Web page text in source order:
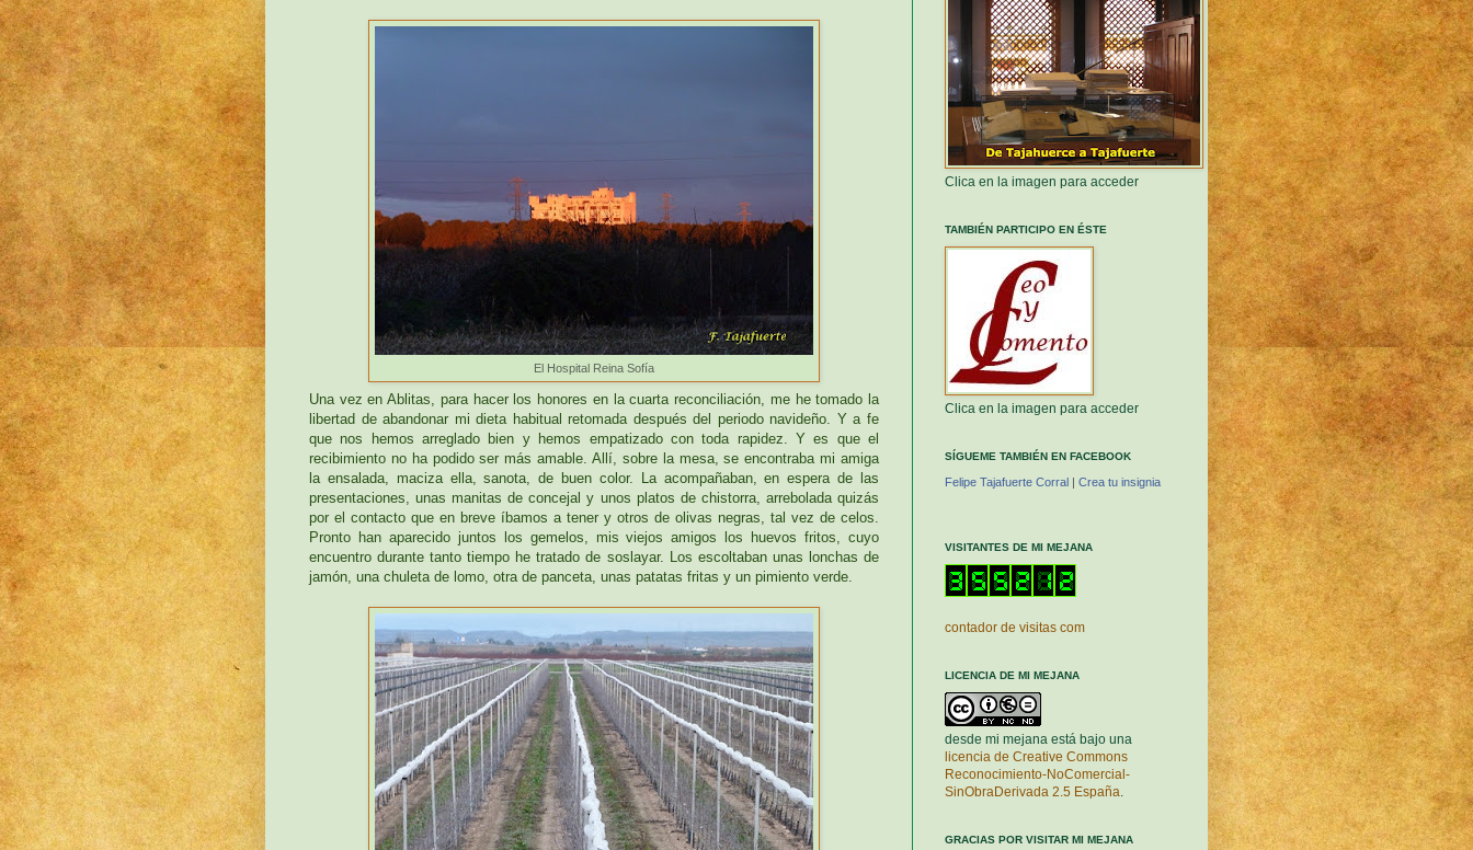
El Hospital Reina Sofía
Una vez en Ablitas, para hacer los honores en la cuarta reconciliación, me he tomado la
libertad de abandonar mi dieta habitual retomada después del periodo navideño. Y a fe
que nos hemos arreglado bien y hemos empatizado con toda rapidez. Y es que el
recibimiento no ha podido ser más amable. Allí, sobre la mesa, se encontraba mi amiga
la ensalada, maciza ella, sanota, de buen color. La acompañaban, en espera de las
presentaciones, unas manitas de concejal y unos platos de chistorra, arrebolada quizás
por el contacto que en breve íbamos a tener y otros de olivas negras, tal vez de celos.
Pronto han aparecido juntos los gemelos, mis viejos amigos los huevos fritos, cuyo
encuentro durante tanto tiempo he tratado de soslayar. Los escoltaban unas lonchas de
jamón, una chuleta de lomo, otra de panceta, unas patatas fritas y un pimiento verde.
Clica en la imagen para acceder
TAMBIÉN PARTICIPO EN ÉSTE
Clica en la imagen para acceder
SÍGUEME TAMBIÉN EN FACEBOOK
Felipe Tajafuerte Corral | Crea tu insignia
VISITANTES DE MI MEJANA
contador de visitas com
LICENCIA DE MI MEJANA
desde mi mejana está bajo una
licencia de Creative Commons
Reconocimiento-NoComercial-
SinObraDerivada 2.5 España
GRACIAS POR VISITAR MI MEJANA